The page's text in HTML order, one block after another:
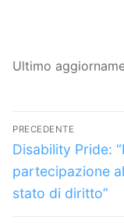
Ultimo
Navigazione
articoli
PRECEDENTE
Articolo
precedente:
Disability Pride:
partecipazione
stato di diritto”